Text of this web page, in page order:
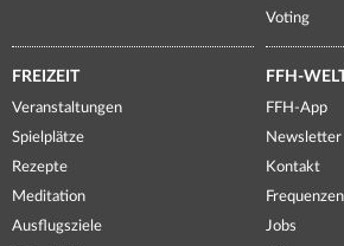
Voting
FREIZEIT
Veranstaltungen
Spielplätze
Rezepte
Meditation
Ausflugsziele
FFH-
FFH-App
Newsletter
Kontakt
Frequenzen
Jobs